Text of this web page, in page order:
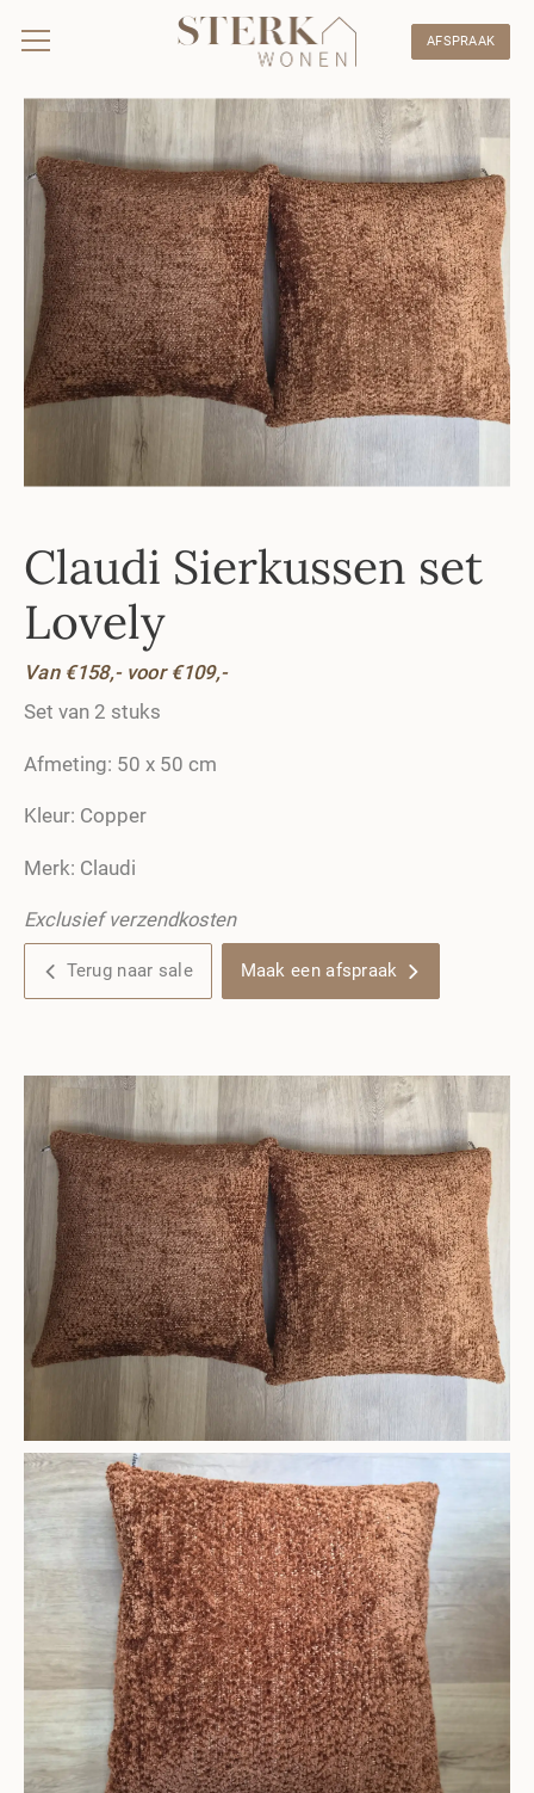
AFSPRAAK
Claudi Sierkussen set
Lovely
Van €158,- voor €109,-
Set van 2 stuks
Afmeting: 50 x 50 cm
Kleur: Copper
Merk: Claudi
Exclusief verzendkosten
Terug naar sale Maak een afspraak